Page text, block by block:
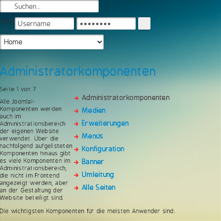
Login
Administratorkomponenten
Administratorkomponenten
Medien
Erweiterungen
Menüs
Konfiguration
Banner
Umleitung
Alle Seiten
Seite 1 von 7
Alle Joomla!-
Komponenten werden
auch im
Administrationsbereich
der eigenen Website
verwendet. Über die
nachfolgend aufgelisteten
Komponenten hinaus gibt
es viele Komponenten im
Administrationsbereich,
die nicht im Frontend
angezeigt werden, aber
an der Gestaltung der
Website beteiligt sind.
Die wichtigsten Komponenten für die meisten Anwender sind: